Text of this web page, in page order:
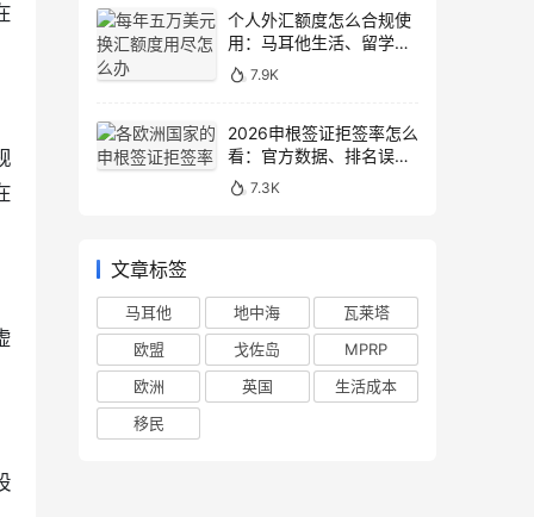
个人外汇额度怎么合规使
用：马耳他生活、留学与
移民场景说明
7.9K
2026申根签证拒签率怎么
看：官方数据、排名误区
和申请避坑
7.3K
文章标签
马耳他 地中海
瓦莱塔
欧盟
戈佐岛
MPRP
欧洲
英国
生活成本
移民